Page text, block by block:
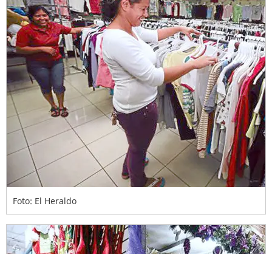
Foto: El Heraldo